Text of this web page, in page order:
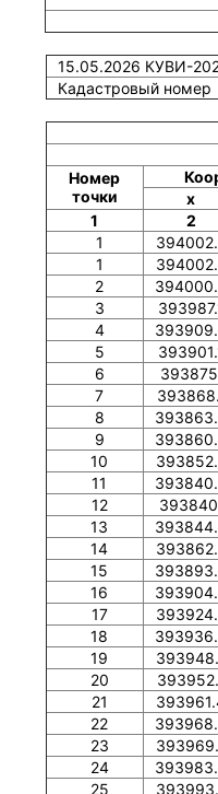
15.05.2026 КУВИ-
Кадастровый номер
Номер
точки
x
1
2
1
1
2
3
4
5
6
7
8
9
10
11
12
13
14
15
16
17
18
19
20
21
22
23
24
25